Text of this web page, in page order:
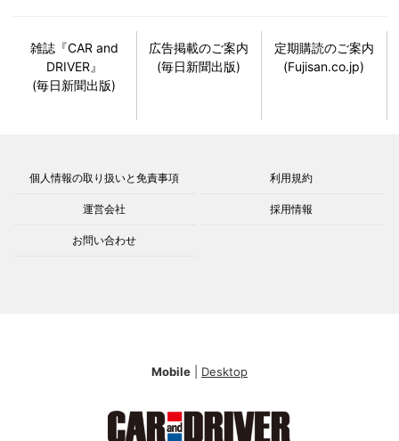
雑誌『CAR and
DRIVER』
(毎日新聞出版)
広告掲載のご案内
(毎日新聞出版)
定期購読のご案内
(Fujisan.co.jp)
個人情報の取り扱いと免責事項 利用規約
運営会社 採用情報
お問い合わせ
Mobile Desktop